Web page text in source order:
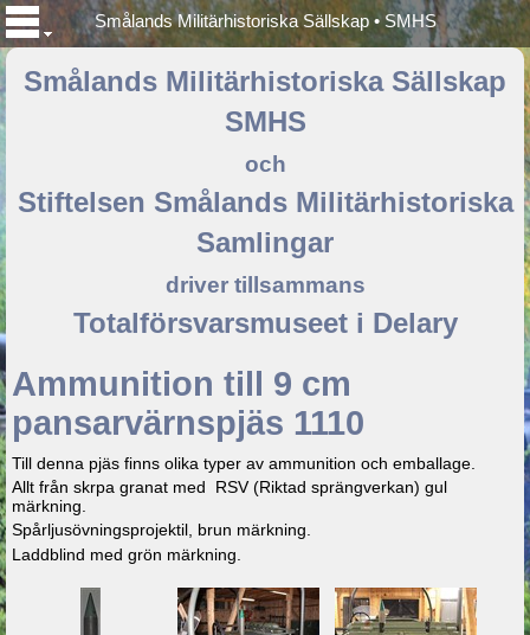
Smålands Militärhistoriska Sällskap • SMHS
Smålands Militärhistoriska Sällskap
SMHS
och
Stiftelsen Smålands Militärhistoriska
Samlingar
driver tillsammans
Totalförsvarsmuseet i Delary
Ammunition till 9 cm
pansarvärnspjäs 1110
Till denna pjäs finns olika typer av ammunition och emballage.
Allt från skrpa granat med RSV (Riktad sprängverkan) gul
märkning.
Spårljusövningsprojektil, brun märkning.
Laddblind med grön märkning.